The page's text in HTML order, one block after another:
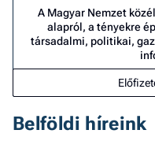
A Magyar Nemzet
alapról, a tényekre
társadalmi, politikai,
Belföldi híreink